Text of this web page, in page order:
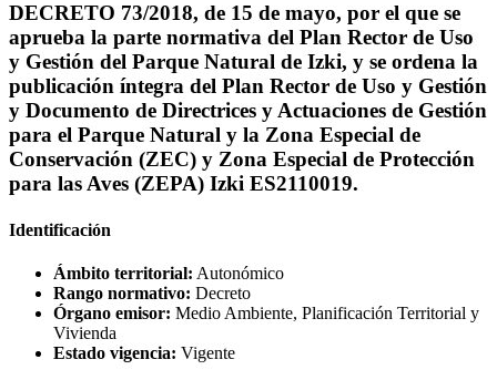
DECRETO 73/2018, de 15 de mayo, por el que se
aprueba la parte normativa del Plan Rector de Uso
y Gestión del Parque Natural de Izki, y se ordena la
publicación íntegra del Plan Rector de Uso y Gestión
y Documento de Directrices y Actuaciones de Gestión
para el Parque Natural y la Zona Especial de
Conservación (ZEC) y Zona Especial de Protección
para las Aves (ZEPA) Izki ES2110019.
Identificación
Ámbito territorial: Autonómico
Rango normativo: Decreto
Órgano emisor: Medio Ambiente, Planificación Territorial y
Vivienda
Estado vigencia: Vigente